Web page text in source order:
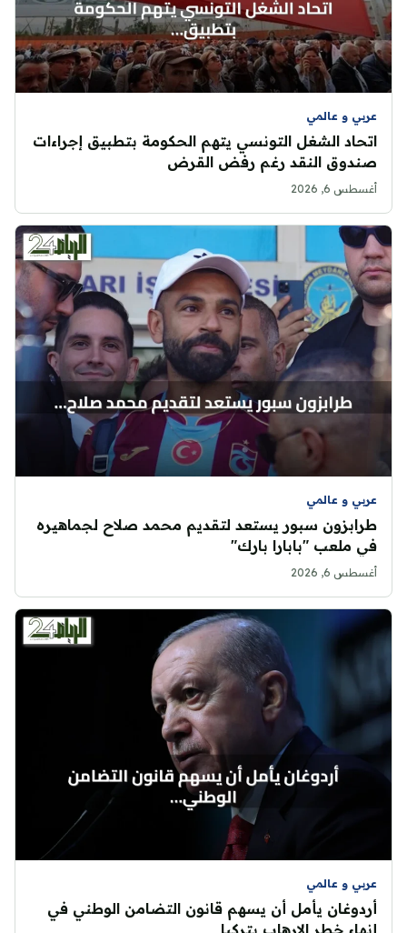
عربي و عالمي
اتحاد الشغل التونسي يتهم الحكومة بتطبيق إجراءات
صندوق النقد رغم رفض القرض
أغسطس 6, 2026
عربي و عالمي
طرابزون سبور يستعد لتقديم محمد صلاح لجماهيره
في ملعب "بابارا بارك"
أغسطس 6, 2026
عربي و عالمي
أردوغان يأمل أن يسهم قانون التضامن الوطني في